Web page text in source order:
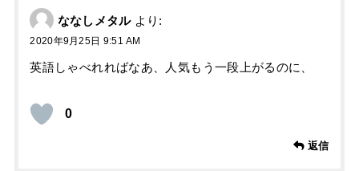
ななしメタル より:
2020年9月25日 9:51 AM
英語しゃべれればなあ、人気もう一段上がるのに、
0
返信